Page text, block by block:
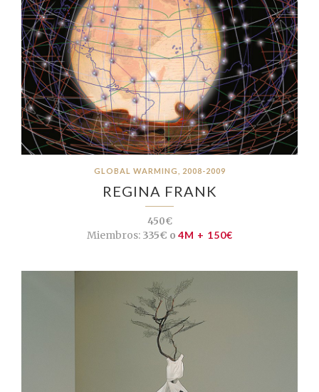
GLOBAL WARMING, 2008-2009
REGINA FRANK
450€
Miembros:335€ o 4M + 150€